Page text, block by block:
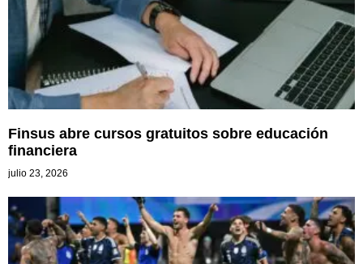
Finsus abre cursos gratuitos sobre educación
financiera
julio 23, 2026